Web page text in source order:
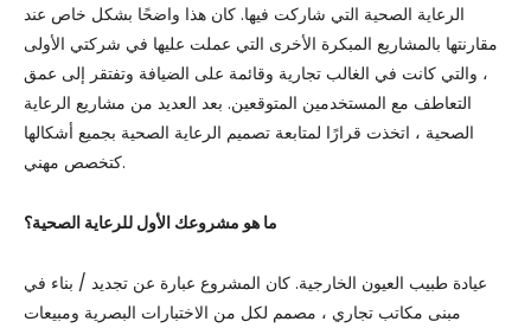
الرعاية الصحية التي شاركت فيها. كان هذا واضحًا بشكل خاص عند
مقارنتها بالمشاريع المبكرة الأخرى التي عملت عليها في شركتي الأولى
، والتي كانت في الغالب تجارية وقائمة على الضيافة وتفتقر إلى عمق
التعاطف مع المستخدمين المتوقعين. بعد العديد من مشاريع الرعاية
الصحية ، اتخذت قرارًا لمتابعة تصميم الرعاية الصحية بجميع أشكالها
كتخصص مهني.
ما هو مشروعك الأول للرعاية الصحية؟
عيادة طبيب العيون الخارجية. كان المشروع عبارة عن تجديد / بناء في
مبنى مكاتب تجاري ، مصمم لكل من الاختبارات البصرية ومبيعات